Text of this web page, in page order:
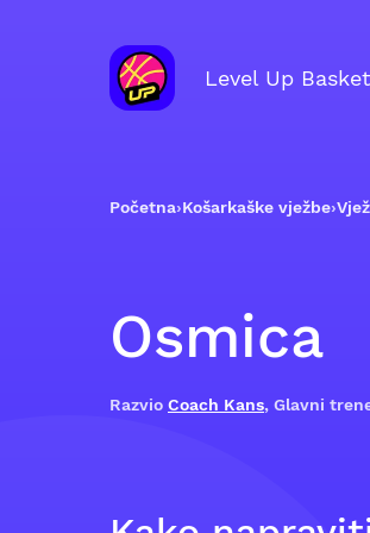
Level Up
Početna›Košarkaške vježbe›
Osmica
Razvio Coach Kans, Glavni